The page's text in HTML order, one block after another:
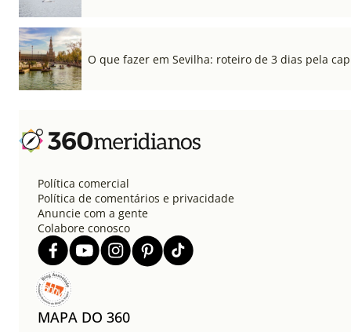
O que fazer em Sevilha: roteiro de 3 dias pela
Política comercial
Política de comentários e privacidade
Anuncie com a gente
Colabore conosco
MAPA DO 360